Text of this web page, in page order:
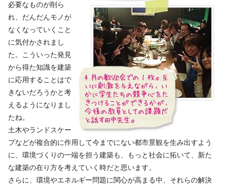
必要なものが削ら
れ、だんだんモノが
なくなっていくこと
に気付かされまし
た。こういった発見
から得た知識を建築
に応用することはで
きないだろうかと考
えるようになりまし
たね。
土木やランドスケー
プなどが複合的に作用して今までにない都市景観を生み出すよう
に、環境づくりの一端を担う建築も、もっと社会に拓いて、新た
な建築の在り方を考えていく時だと思います。
さらに、環境やエネルギー問題に関心が高まる中、それらの解決